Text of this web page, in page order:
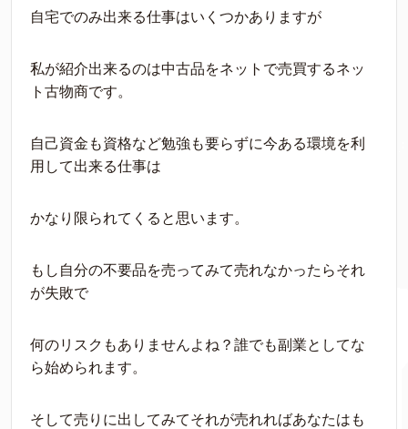
自宅でのみ出来る仕事はいくつかありますが
私が紹介出来るのは中古品をネットで売買するネッ
ト古物商です。
自己資金も資格など勉強も要らずに今ある環境を利
用して出来る仕事は
かなり限られてくると思います。
もし自分の不要品を売ってみて売れなかったらそれ
が失敗で
何のリスクもありませんよね？誰でも副業としてな
ら始められます。
そして売りに出してみてそれが売れればあなたはも